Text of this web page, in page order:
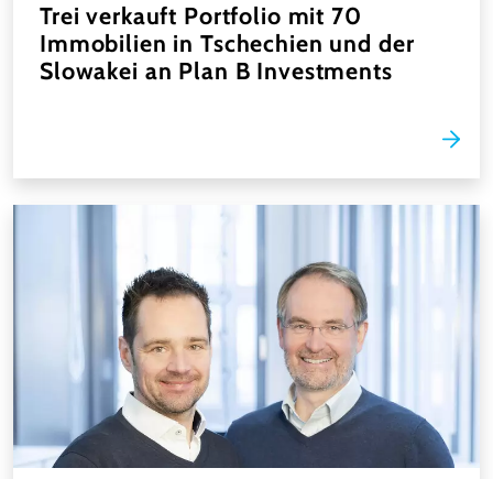
Trei verkauft Portfolio mit 70
Immobilien in Tschechien und der
Slowakei an Plan B Investments